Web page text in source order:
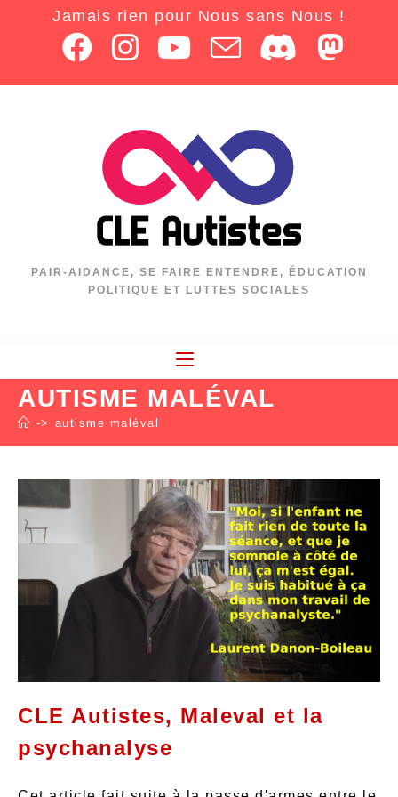
Jamais rien pour Nous sans Nous !
PAIR-AIDANCE, SE FAIRE ENTENDRE, ÉDUCATION
POLITIQUE ET LUTTES SOCIALES
AUTISME MALÉVAL
-> autisme maléval
CLE Autistes, Maleval et la
psychanalyse